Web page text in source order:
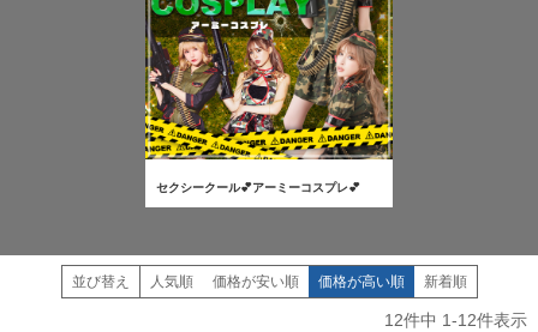
セクシークール💕アーミーコスプレ💕
並び替え 人気順 価格が安い順 価格が高い順 新着順
12件中 1-12件表示